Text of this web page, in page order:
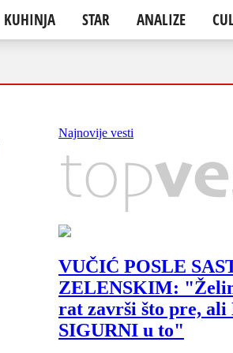
KUHINJA STAR ANALIZE